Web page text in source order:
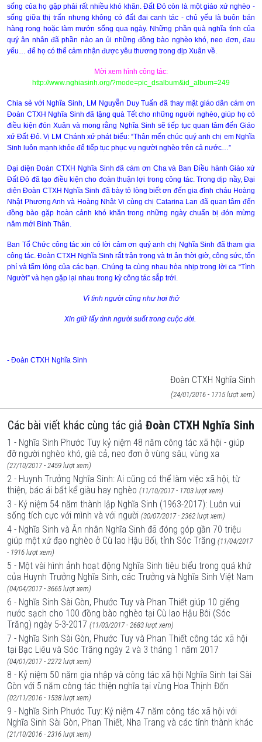
sống của họ gặp phải rất nhiều khó khăn. Đất Đỏ còn là một giáo xứ nghèo -
sống giữa thị trấn nhưng không có đất đai canh tác - chủ yếu là buôn bán
hàng rong hoặc làm mướn sống qua ngày. Những phần quà nghĩa tình của
quý ân nhân đã phần nào an ủi những đồng bào nghèo khó, neo đơn, đau
yếu… để họ có thể cảm nhận được yêu thương trong dịp Xuân về.
Mời xem hình công tác:
http://www.nghiasinh.org/?mode=pic_dsalbum&id_album=249
Chia sẻ với Nghĩa Sinh, LM Nguyễn Duy Tuấn đã thay mặt giáo dân cám ơn
Đoàn CTXH Nghĩa Sinh đã tặng quà Tết cho những người nghèo, giúp họ có
điều kiện đón Xuân và mong rằng Nghĩa Sinh sẽ tiếp tục quan tâm đến Giáo
xứ Đất Đỏ. Vị LM Chánh xứ phát biểu: “Thân mến chúc quý anh chị em Nghĩa
Sinh luôn mạnh khỏe để tiếp tục phục vụ người nghèo trên cả nước…”
Đại diện Đoàn CTXH Nghĩa Sinh đã cám ơn Cha và Ban Điều hành Giáo xứ
Đất Đỏ đã tạo điều kiện cho đoàn thuận lợi trong công tác. Trong dịp nầy, Đại
diện Đoàn CTXH Nghĩa Sinh đã bày tỏ lòng biết ơn đến gia đình cháu Hoàng
Nhật Phương Anh và Hoàng Nhật Vi cùng chị Catarina Lan đã quan tâm đến
đồng bào gặp hoàn cảnh khó khăn trong những ngày chuẩn bị đón mừng
năm mới Bính Thân.
Ban Tổ Chức công tác xin có lời cảm ơn quý anh chị Nghĩa Sinh đã tham gia
công tác. Đoàn CTXH Nghĩa Sinh rất trận trọng và tri ân thời giờ, công sức, tốn
phí và tấm lòng của các bạn. Chúng ta cùng nhau hòa nhịp trong lời ca “Tình
Người” và hẹn gặp lại nhau trong kỳ công tác sắp trới.
Vì tình người cũng như hơi thở
Xin giữ lấy tình người suốt trong cuộc đời.
- Đoàn CTXH Nghĩa Sinh
Đoàn CTXH Nghĩa Sinh
(24/01/2016 - 1715 lượt xem)
Các bài viết khác cùng tác giả Đoàn CTXH Nghĩa Sinh
1 - Nghĩa Sinh Phước Tuy kỷ niệm 48 năm công tác xã hội - giúp
đỡ người nghèo khó, già cả, neo đơn ở vùng sâu, vùng xa
(27/10/2017 - 2459 lượt xem)
2 - Huynh Trưởng Nghĩa Sinh: Ai cũng có thể làm việc xã hội, từ
thiện, bác ái bất kể giàu hay nghèo (11/10/2017 - 1703 lượt xem)
3 - Kỷ niệm 54 năm thành lập Nghĩa Sinh (1963-2017): Luôn vui
sống tích cực với mình và với người (30/07/2017 - 2362 lượt xem)
4 - Nghĩa Sinh và Ân nhân Nghĩa Sinh đã đóng góp gần 70 triệu
giúp một xứ đạo nghèo ở Cù lao Hậu Bối, tỉnh Sóc Trăng (11/04/2017
- 1916 lượt xem)
5 - Một vài hình ảnh hoạt động Nghĩa Sinh tiêu biểu trong quá khứ
của Huynh Trưởng Nghĩa Sinh, các Trưởng và Nghĩa Sinh Việt Nam
(04/04/2017 - 3665 lượt xem)
6 - Nghĩa Sinh Sài Gòn, Phước Tuy và Phan Thiết giúp 10 giếng
nước sạch cho 100 đồng bào nghèo tại Cù lao Hậu Bôi (Sóc
Trăng) ngày 5-3-2017 (11/03/2017 - 2683 lượt xem)
7 - Nghĩa Sinh Sài Gòn, Phước Tuy và Phan Thiết công tác xã hội
tại Bạc Liêu và Sóc Trăng ngày 2 và 3 tháng 1 năm 2017
(04/01/2017 - 2272 lượt xem)
8 - Kỷ niệm 50 năm gia nhập và công tác xã hội Nghĩa Sinh tại Sài
Gòn với 5 năm công tác thiện nghĩa tại vùng Hoa Thịnh Đốn
(02/11/2016 - 1538 lượt xem)
9 - Nghĩa Sinh Phước Tuy: Kỷ niệm 47 năm công tác xã hội với
Nghĩa Sinh Sài Gòn, Phan Thiết, Nha Trang và các tỉnh thành khác
(21/10/2016 - 2316 lượt xem)